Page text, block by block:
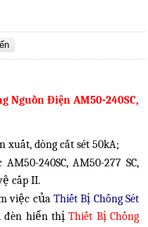
Nguồn Điện AM50-240SC,
xuất, dòng cắt sét 50kA;
AM50-240SC, AM50-277 SC,
cấp II.
việc của Thiết Bị Chống Sét
đèn hiển thịThiết Bị Chống